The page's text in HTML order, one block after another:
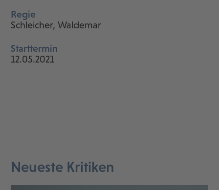
Regie
Schleicher, Waldemar
Starttermin
12.05.2021
Neueste Kritiken